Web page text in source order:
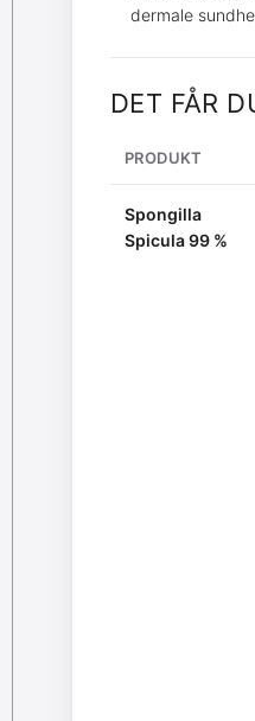
dermale
DET FÅR
PRODUKT
Spongilla
Spicula 99 %